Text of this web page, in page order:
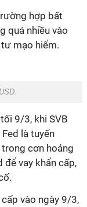
hợp bất
quá nhiều vào
mạo hiểm.
9/3, khi SVB
là tuyến
cơn hoảng
để vay khẩn cấp,
vào ngày 9/3,